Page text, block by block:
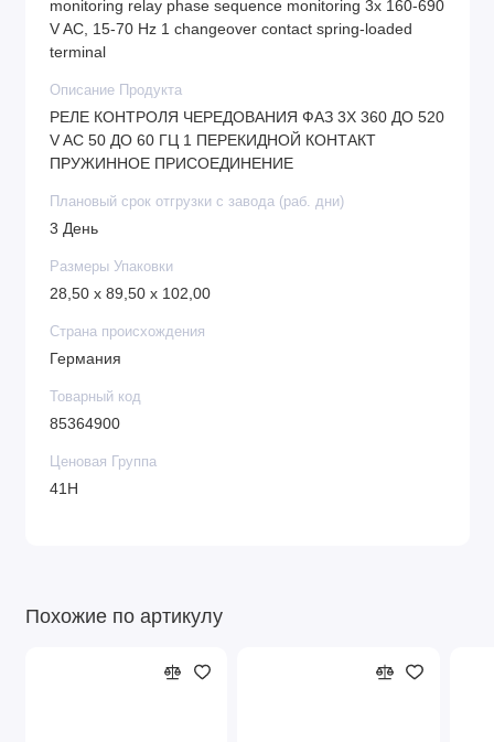
monitoring relay phase sequence monitoring 3x 160-690
V AC, 15-70 Hz 1 changeover contact spring-loaded
terminal
Описание Продукта
РЕЛЕ КОНТРОЛЯ ЧЕРЕДОВАНИЯ ФАЗ 3X 360 ДО 520
V AC 50 ДО 60 ГЦ 1 ПЕРЕКИДНОЙ КОНТАКТ
ПРУЖИННОЕ ПРИСОЕДИНЕНИЕ
Плановый срок отгрузки с завода (раб. дни)
3 День
Размеры Упаковки
28,50 x 89,50 x 102,00
Страна происхождения
Германия
Товарный код
85364900
Ценовая Группа
41H
Похожие по артикулу